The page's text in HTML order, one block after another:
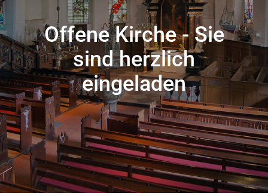
Offene Kirche - Sie
sind herzlich
eingeladen